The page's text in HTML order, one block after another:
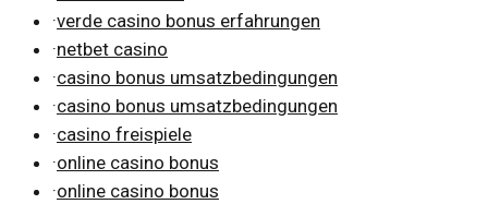
·verde casino bonus erfahrungen
·netbet casino
·casino bonus umsatzbedingungen
·casino bonus umsatzbedingungen
·casino freispiele
·online casino bonus
·online casino bonus